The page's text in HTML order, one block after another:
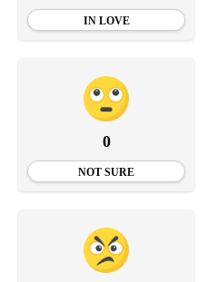
IN LOVE
0
NOT SURE